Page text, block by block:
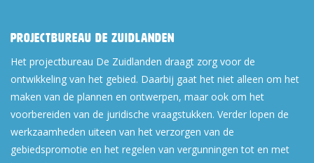
Projectbureau De Zuidlanden
Het projectbureau De Zuidlanden draagt zorg voor de
ontwikkeling van het gebied. Daarbij gaat het niet alleen om het
maken van de plannen en ontwerpen, maar ook om het
voorbereiden van de juridische vraagstukken. Verder lopen de
werkzaamheden uiteen van het verzorgen van de
gebiedspromotie en het regelen van vergunningen tot en met